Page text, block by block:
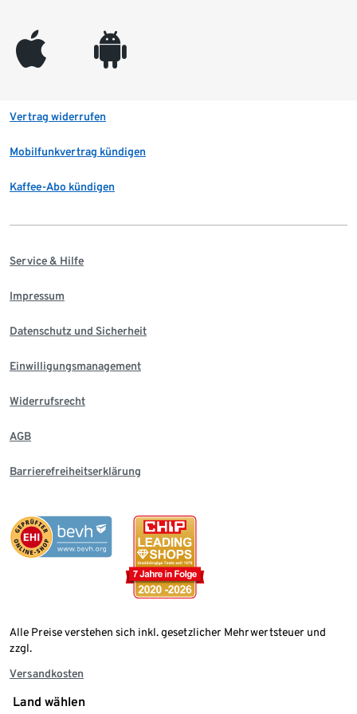
appleinc android
Vertrag widerrufen
Mobilfunkvertrag kündigen
Kaffee-Abo kündigen
Service & Hilfe
Impressum
Datenschutz und Sicherheit
Einwilligungsmanagement
Widerrufsrecht
AGB
Barrierefreiheitserklärung
Alle Preise verstehen sich inkl. gesetzlicher Mehrwertsteuer und
zzgl.
Versandkosten
Land wählen